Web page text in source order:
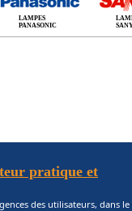
LAMPES
PANASONIC
pratique et
des utilisateurs, dans